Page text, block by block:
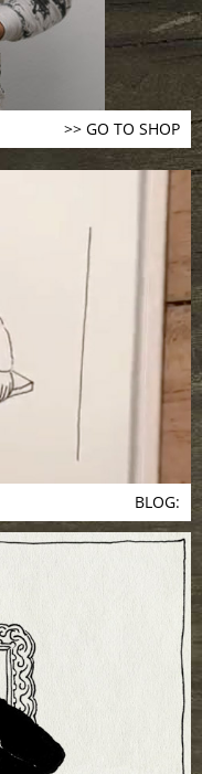
>> GO TO SHOP
BLOG: